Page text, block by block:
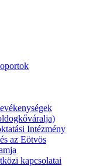
Intézmény
az Eötvös
kapcsolatai